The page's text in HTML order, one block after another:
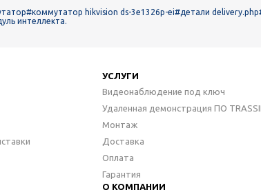
#коммутатор hikvision ds-3e1326p-ei#детали delivery.php
интеллекта.
УСЛУГИ
Видеонаблюдение под ключ
Удаленная демонстрация ПО
Монтаж
Доставка
Оплата
Гарантия
О КОМПАНИИ